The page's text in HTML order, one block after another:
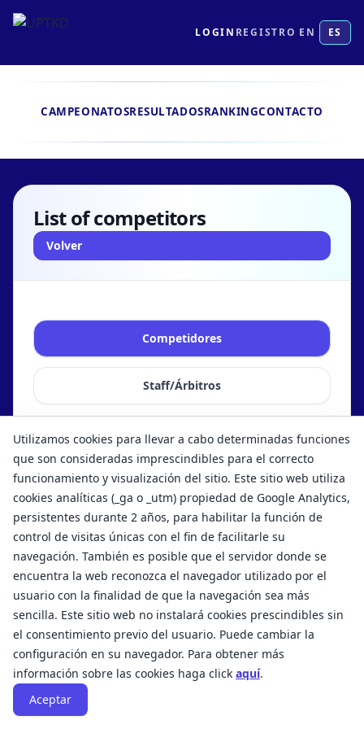
LOGIN REGISTRO EN ES
CAMPEONATOSRESULTADOSRANKINGCONTACTO
List of competitors
Volver
Competidores
Staff/Árbitros
Categoria: Junior Total: 73
Utilizamos cookies para llevar a cabo determinadas funciones
que son consideradas imprescindibles para el correcto
funcionamiento y visualización del sitio. Este sitio web utiliza
cookies analíticas (_ga o _utm) propiedad de Google Analytics,
persistentes durante 2 años, para habilitar la función de
control de visitas únicas con el fin de facilitarle su
navegación. También es posible que el servidor donde se
encuentra la web reconozca el navegador utilizado por el
usuario con la finalidad de que la navegación sea más
sencilla. Este sitio web no instalará cookies prescindibles sin
el consentimiento previo del usuario. Puede cambiar la
configuración en su navegador. Para obtener más
información sobre las cookies haga click aquí.
Aceptar
Términos y condiciones de usoAviso legal
Política de privacidad
© Copyrights 2026. UPTKD®. | Created by